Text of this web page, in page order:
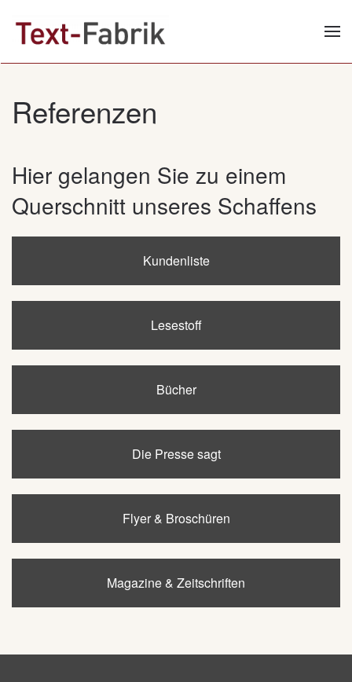
Zum Hauptinhalt springen
Referenzen
Hier gelangen Sie zu einem
Querschnitt unseres Schaffens
Kundenliste
Lesestoff
Bücher
Die Presse sagt
Flyer & Broschüren
Magazine & Zeitschriften